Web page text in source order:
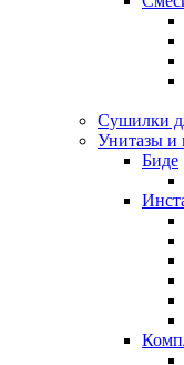
Сушилки
Унитазы и
Биде